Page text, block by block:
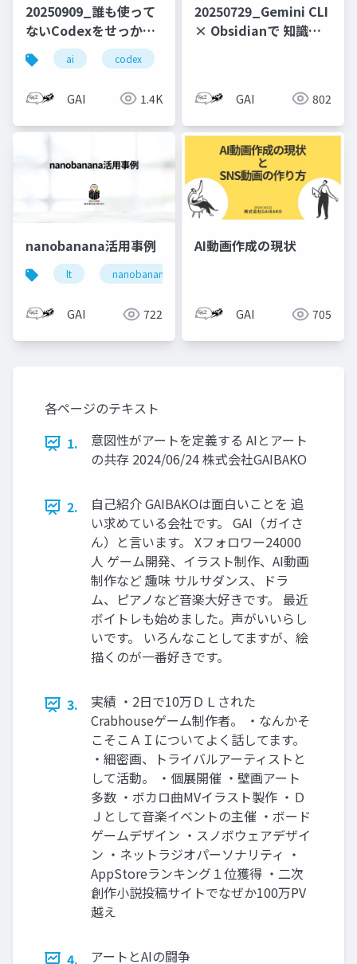
20250909_誰も使って
ないCodexをせっかく
だから使いまくってみ
た
ai codex
GAI 1.4K
20250729_Gemini CLI
× Obsidianで 知識管
GAI 802
nanobanana活用事例
lt nanobanana
GAI 722
AI動画作成の現状
GAI 705
各ページのテキスト
1.
意図性がアートを定義する AIとアート
の共存 2024/06/24 株式会社GAIBAKO
2.
自己紹介 GAIBAKOは面白いことを 追
い求めている会社です。 GAI（ガイさ
ん）と言います。 Xフォロワー24000
人 ゲーム開発、イラスト制作、AI動画
制作など 趣味 サルサダンス、ドラ
ム、ピアノなど音楽大好きです。 最近
ボイトレも始めました。声がいいらし
いです。 いろんなことしてますが、絵
描くのが一番好きです。
3.
実績 ・2日で10万ＤＬされた
Crabhouseゲーム制作者。 ・なんかそ
こそこＡＩについてよく話してます。
・細密画、トライバルアーティストと
して活動。 ・個展開催 ・壁画アート
多数 ・ボカロ曲MVイラスト製作 ・Ｄ
Ｊとして音楽イベントの主催 ・ボード
ゲームデザイン ・スノボウェアデザイ
ン ・ネットラジオパーソナリティ ・
AppStoreランキング１位獲得 ・二次
創作小説投稿サイトでなぜか100万PV
越え
4. アートとAIの闘争